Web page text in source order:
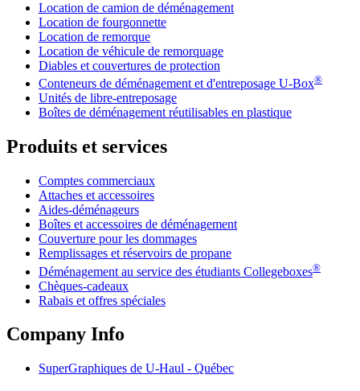
Location de camion de déménagement
Location de fourgonnette
Location de remorque
Location de véhicule de remorquage
Diables et couvertures de protection
Conteneurs de déménagement et d'entreposage U-Box®
Unités de libre-entreposage
Boîtes de déménagement réutilisables en plastique
Produits et services
Comptes commerciaux
Attaches et accessoires
Aides-déménageurs
Boîtes et accessoires de déménagement
Couverture pour les dommages
Remplissages et réservoirs de propane
Déménagement au service des étudiants Collegeboxes®
Chèques-cadeaux
Rabais et offres spéciales
Company Info
SuperGraphiques de U-Haul - Québec